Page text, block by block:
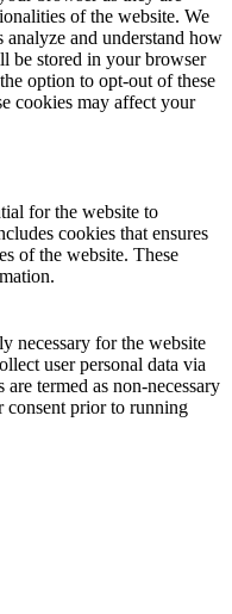
of the website. We
analyze and understand how
be stored in your browser
option to opt-out of these
cookies may affect your
for the website to
cookies that ensures
of the website. These
necessary for the website
user personal data via
termed as non-necessary
consent prior to running